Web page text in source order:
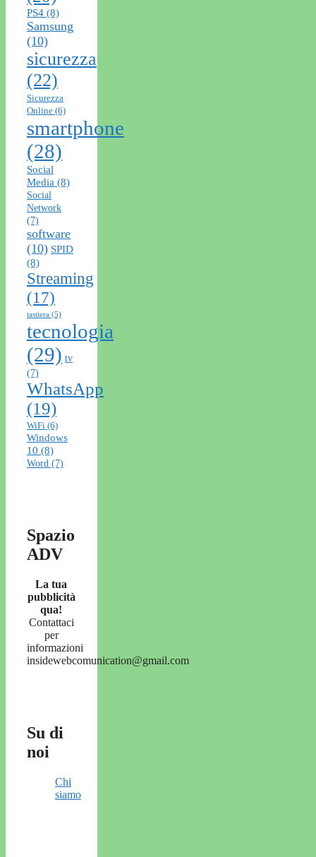
PS4 (8)
Samsung
(10)
sicurezza
(22)
Sicurezza
Online (6)
smartphone
(28)
Social
Media (8)
Social
Network
(7)
software
(10) SPID
(8)
Streaming
(17)
tastiera (5)
tecnologia
(29) tv
(7)
WhatsApp
(19)
WiFi (6)
Windows
10 (8)
Word (7)
Spazio
ADV
La tua
pubblicità
qua!
Contattaci
per
informazioni
insidewebcomunication@gmail.com
Su di
noi
Chi
siamo